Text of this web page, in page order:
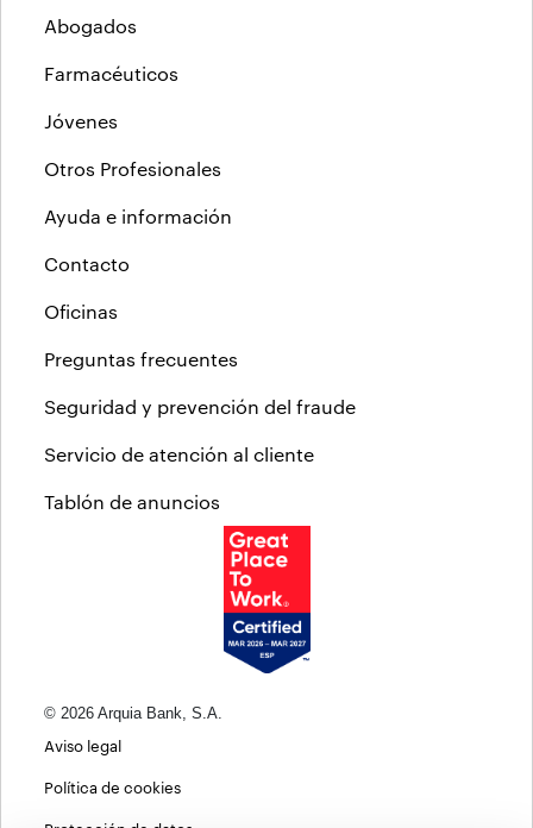
Abogados
Farmacéuticos
Jóvenes
Otros Profesionales
Ayuda e información
Contacto
Oficinas
Preguntas frecuentes
Seguridad y prevención del fraude
Servicio de atención al cliente
Tablón de anuncios
© 2026 Arquia Bank, S.A.
Aviso legal
Política de cookies